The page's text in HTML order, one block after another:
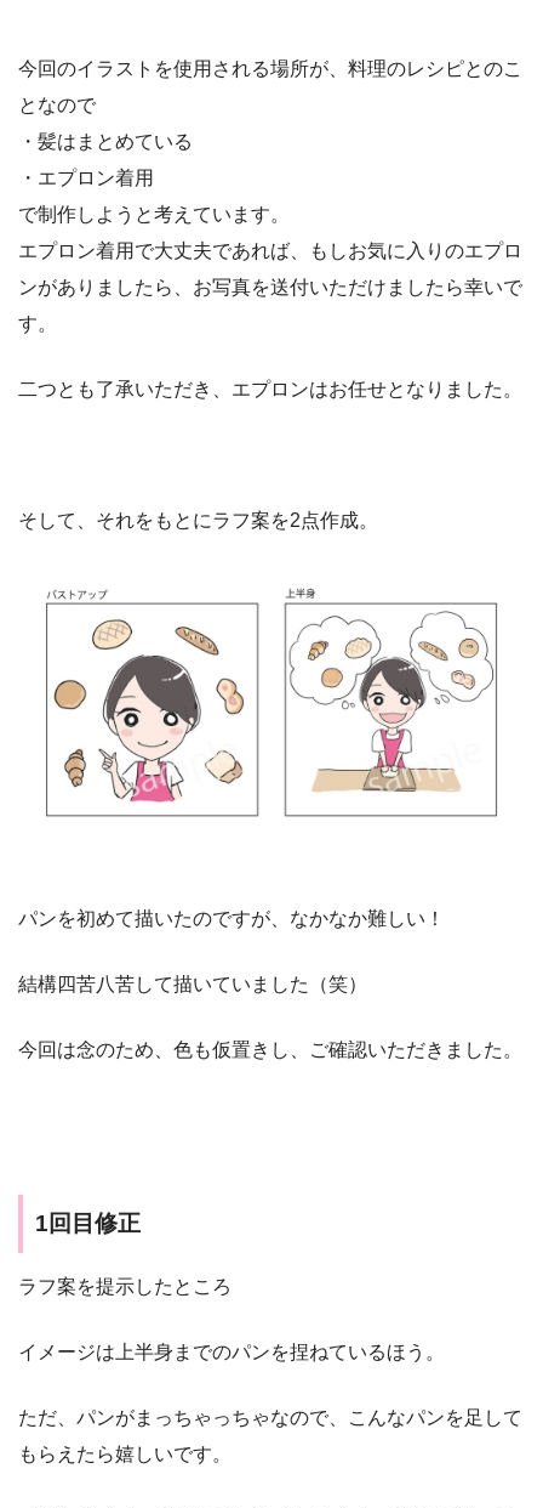
今回のイラストを使用される場所が、料理のレシピとのこ
となので
・髪はまとめている
・エプロン着用
で制作しようと考えています。
エプロン着用で大丈夫であれば、もしお気に入りのエプロ
ンがありましたら、お写真を送付いただけましたら幸いで
す。
二つとも了承いただき、エプロンはお任せとなりました。
そして、それをもとにラフ案を2点作成。
パンを初めて描いたのですが、なかなか難しい！
結構四苦八苦して描いていました（笑）
今回は念のため、色も仮置きし、ご確認いただきました。
1回目修正
ラフ案を提示したところ
イメージは上半身までのパンを捏ねているほう。
ただ、パンがまっちゃっちゃなので、こんなパンを足して
もらえたら嬉しいです。